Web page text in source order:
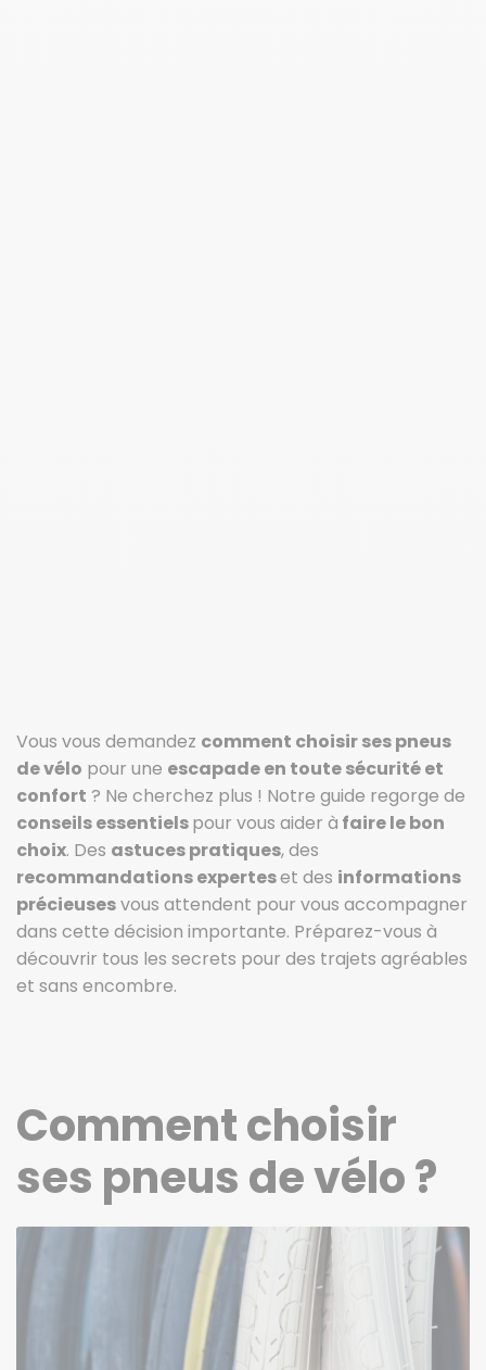
Vous vous demandez comment choisir ses pneus
de vélo pour une escapade en toute sécurité et
confort ? Ne cherchez plus ! Notre guide regorge de
conseils essentielspour vous aider à faire le bon
choix. Des astuces pratiques, des
recommandations experteset des informations
précieusesvous attendent pour vous accompagner
dans cette décision importante. Préparez-vous à
découvrir tous les secrets pour des trajets agréables
et sans encombre.
Comment choisir
ses pneus de vélo ?